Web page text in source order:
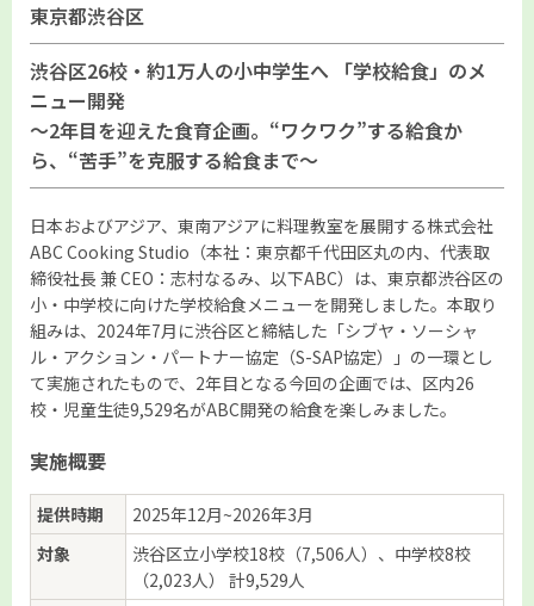
東京都渋谷区
渋谷区26校・約1万人の小中学生へ 「学校給食」のメ
ニュー開発
～2年目を迎えた食育企画。“ワクワク”する給食か
ら、“苦手”を克服する給食まで～
日本およびアジア、東南アジアに料理教室を展開する株式会社
ABC Cooking Studio（本社：東京都千代田区丸の内、代表取
締役社長 兼 CEO：志村なるみ、以下ABC）は、東京都渋谷区の
小・中学校に向けた学校給食メニューを開発しました。本取り
組みは、2024年7月に渋谷区と締結した「シブヤ・ソーシャ
ル・アクション・パートナー協定（S-SAP協定）」の一環とし
て実施されたもので、2年目となる今回の企画では、区内26
校・児童生徒9,529名がABC開発の給食を楽しみました。
実施概要
提供時期
2025年12月~2026年3月
対象
渋谷区立小学校18校（7,506人）、中学校8校
（2,023人） 計9,529人